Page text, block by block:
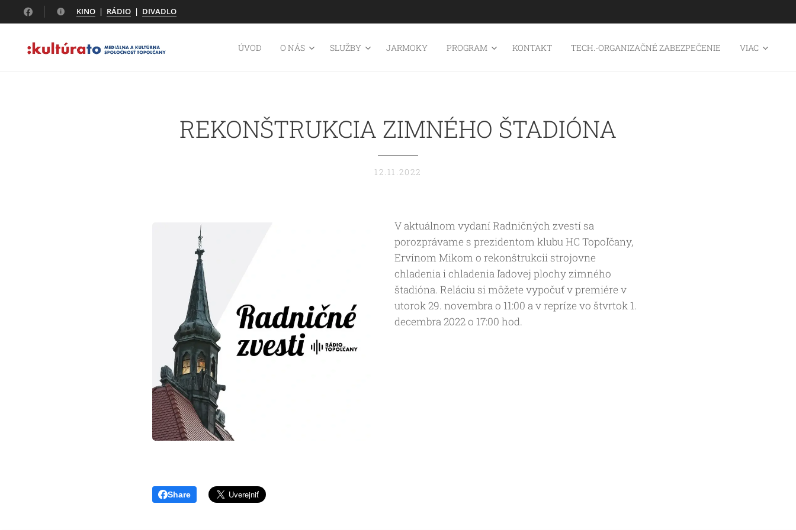
KINO | RÁDIO | DIVADLO
ÚVOD O NÁS SLUŽBY JARMOKY PROGRAM KONTAKT TECH.-ORGANIZAČNÉ ZABEZPEČENIE VIAC
REKONŠTRUKCIA ZIMNÉHO ŠTADIÓNA
12.11.2022
V aktuálnom vydaní Radničných zvestí sa
porozprávame s prezidentom klubu HC Topoľčany,
Ervínom Mikom o rekonštrukcii strojovne
chladenia i chladenia ľadovej plochy zimného
štadióna. Reláciu si môžete vypočuť v premiére v
utorok 29. novembra o 11:00 a v repríze vo štvrtok 1.
decembra 2022 o 17:00 hod.
Share